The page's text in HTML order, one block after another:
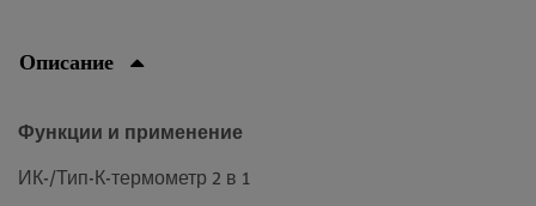
Описание
Функции и применение
ИК-/Тип-К-термометр 2 в 1